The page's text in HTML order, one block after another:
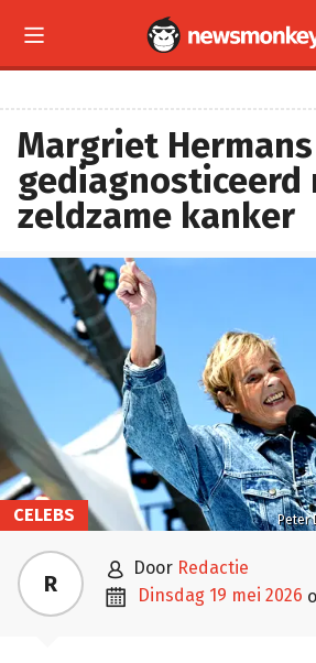

Margriet Hermans
gediagnosticeerd
zeldzame kanker
Peter
CELEBS
R  door Redactie
 dinsdag 19 mei 2026